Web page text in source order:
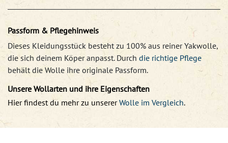
Passform & Pflegehinweis
Dieses Kleidungsstück besteht zu 100% aus reiner Yakwolle,
die sich deinem Köper anpasst. Durch die richtige Pflege
behält die Wolle ihre originale Passform.
Unsere Wollarten und ihre Eigenschaften
Hier findest du mehr zu unserer Wolle im Vergleich.